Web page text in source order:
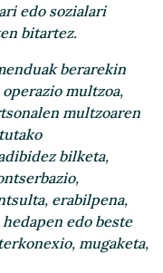
edo sozialari
bitartez.
berarekin
multzoa,
multzoaren
bilketa,
erabilpena,
edo beste
mugaketa,